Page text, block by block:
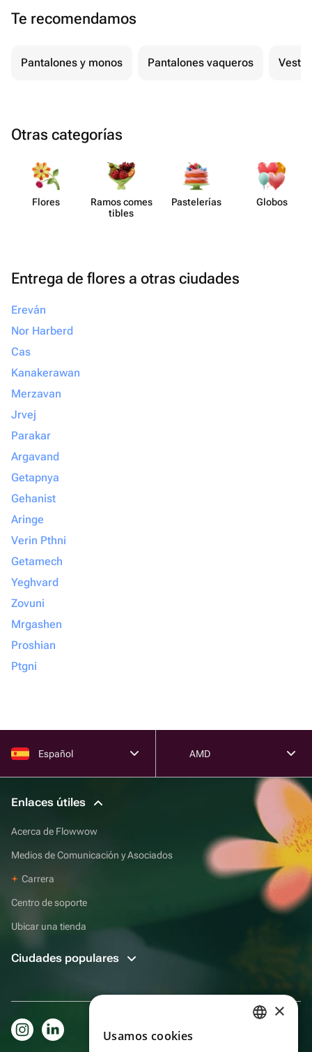
Te recomendamos
Pantalones y monos Pantalones vaqueros
Otras categorías
Flores
Ramos comes​
tibles
Paste​lerías Globos
Entrega de flores a otras ciudades
Ereván
Nor Harberd
Cas
Kanakerawan
Merzavan
Jrvej
Parakar
Argavand
Getapnya
Gehanist
Aringe
Verin Pthni
Getamech
Yeghvard
Zovuni
Mrgashen
Proshian
Ptgni
Español AMD
Enlaces útiles
Acerca de Flowwow
Medios de Comunicación y Asociados
Carrera
Centro de soporte
Ubicar una tienda
Ciudades populares
×
Usamos cookies